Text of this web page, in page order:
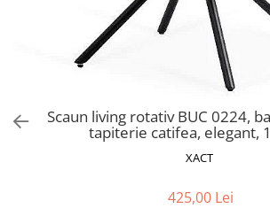
Saltele cu arcuri impachetate
Saltele Memory Pocket
Saltele Memory Pocket
Saltele cu plasa arcuri
Seturi de pat si saltea
Scaune pentru living
Seturi comode living si vitrine
Scaune profesionale
Scaune birou copii
Scaune resigilate
Scaun living rotativ BUC 0224,
tapiterie catifea, elegant,
XACT
425,00 Lei